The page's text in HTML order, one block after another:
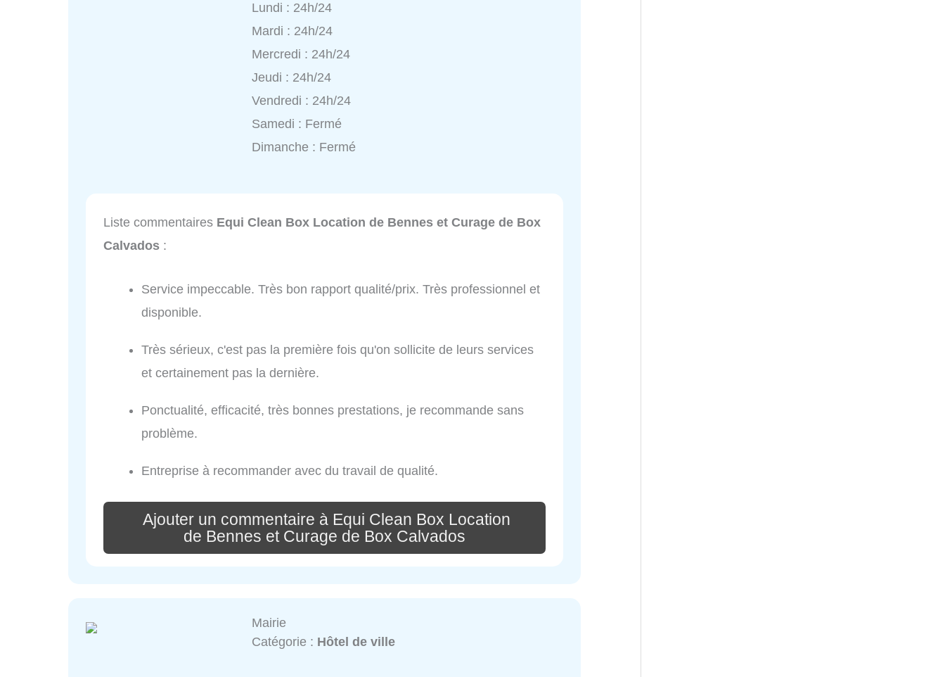
Lundi : 24h/24
Mardi : 24h/24
Mercredi : 24h/24
Jeudi : 24h/24
Vendredi : 24h/24
Samedi : Fermé
Dimanche : Fermé
Liste commentaires Equi Clean Box Location de Bennes et Curage de Box
Calvados :
Service impeccable. Très bon rapport qualité/prix. Très professionnel et
disponible.
Très sérieux, c'est pas la première fois qu'on sollicite de leurs services
et certainement pas la dernière.
Ponctualité, efficacité, très bonnes prestations, je recommande sans
problème.
Entreprise à recommander avec du travail de qualité.
Ajouter un commentaire à Equi Clean Box Location
de Bennes et Curage de Box Calvados
Mairie
Catégorie : Hôtel de ville